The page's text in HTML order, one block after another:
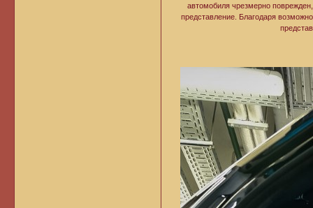
автомобиля чрезмерно
представление. Благодаря